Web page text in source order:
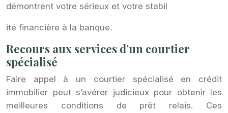
démontrent votre sérieux et votre stabil
ité financière à la banque.
Recours aux services d’un courtier
spécialisé
Faire appel à un courtier spécialisé en crédit
immobilier peut s’avérer judicieux pour obtenir les
meilleures conditions de prêt relais. Ces